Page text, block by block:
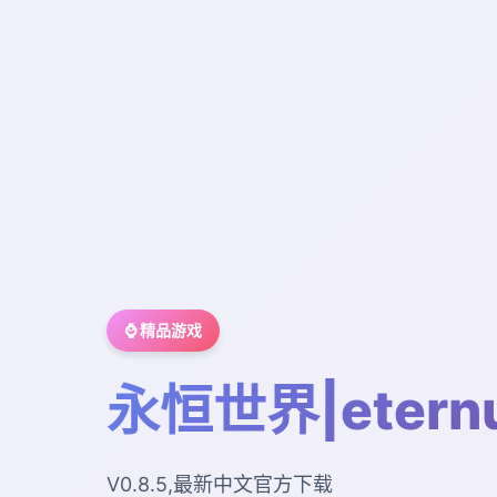
⌚ 精品游戏
永恒世界
V0.8.5,最新中文官方下载